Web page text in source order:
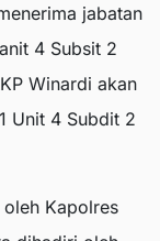
jabatan
4 Subsit 2
Winardi akan
Unit 4 Subdit 2
Kapolres